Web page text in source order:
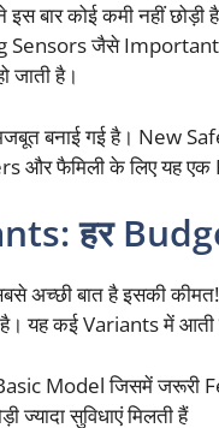
बार कोई कमी नहीं
जैसे Important
जाती है।
बनाई गई है। New
और फैमिली के लिए यह
हर
अच्छी बात है इसकी कीमत!
यह कई Variants में आती
Model जिसमें जरूरी
ज्यादा सुविधाएं मिलती हैं